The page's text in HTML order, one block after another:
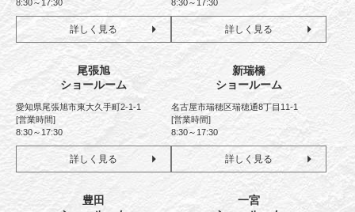
8:30～17:30
詳しく見る
8:30～17:30
詳しく見る
尾張旭
ショールーム
愛知県尾張旭市東大久手町2-1-1
[営業時間]
8:30～17:30
詳しく見る
新瑞橋
ショールーム
名古屋市瑞穂区瑞穂通8丁目11-1
[営業時間]
8:30～17:30
詳しく見る
豊田
一宮